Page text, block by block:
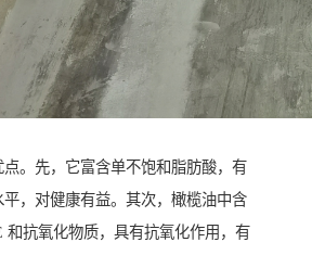
。先，它富含单不饱和脂肪酸，有
，对健康有益。其次，橄榄油中含
和抗氧化物质，具有抗氧化作用，有